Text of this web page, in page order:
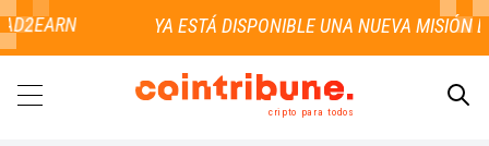
cripto para todos